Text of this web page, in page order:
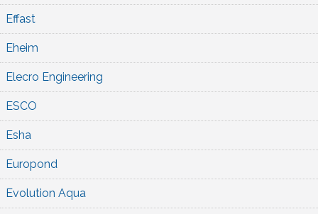
Effast
Eheim
Elecro Engineering
ESCO
Esha
Europond
Evolution Aqua